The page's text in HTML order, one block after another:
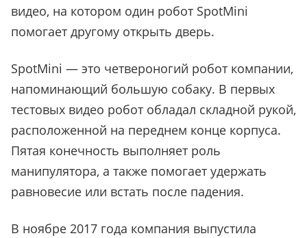
видео, на котором один робот SpotMini
помогает другому открыть дверь.
SpotMini — это четвероногий робот компании,
напоминающий большую собаку. В первых
тестовых видео робот обладал складной рукой,
расположенной на переднем конце корпуса.
Пятая конечность выполняет роль
манипулятора, а также помогает удержать
равновесие или встать после падения.
В ноябре 2017 года компания выпустила